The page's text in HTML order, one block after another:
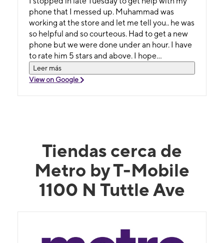
phone that I messed up. Muhammad was
working at the store and let me tell you.. he was
so helpful and so courteous. Had to get a new
phone but we were done under an hour. I have
to rate him 5 stars and above. I hope
management sees this and let's him know how
much he helped an old lady with her phone....
Leer más
View on Google
Tiendas cerca de
Metro by T-Mobile
1100 N Tuttle Ave